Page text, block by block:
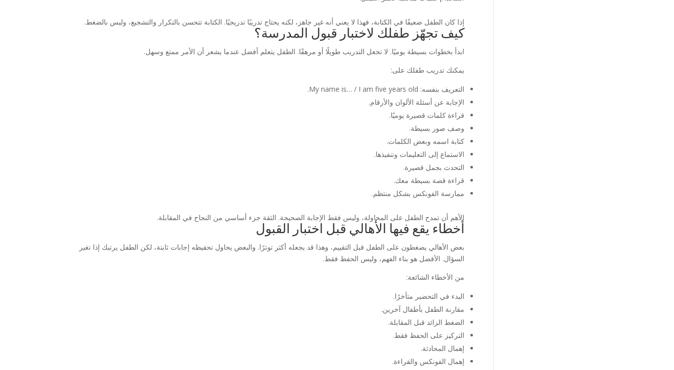
إذا كان الطفل ضعيفًا في الكتابة، فهذا لا يعني أنه غير جاهز، لكنه يحتاج تدريبًا تدريجيًا. الكتابة تتحسن بالتكرار والتشجيع، وليس بالضغط.
كيف تجهّز طفلك لاختبار قبول المدرسة؟
ابدأ بخطوات بسيطة يوميًا. لا تجعل التدريب طويلًا أو مرهقًا. الطفل يتعلم أفضل عندما يشعر أن الأمر ممتع وسهل.
يمكنك تدريب طفلك على:
التعريف بنفسه: My name is… / I am five years old.
الإجابة عن أسئلة الألوان والأرقام.
قراءة كلمات قصيرة يوميًا.
وصف صور بسيطة.
كتابة اسمه وبعض الكلمات.
الاستماع إلى التعليمات وتنفيذها.
التحدث بجمل قصيرة.
قراءة قصة بسيطة معك.
ممارسة الفونكس بشكل منتظم.
الأهم أن تمدح الطفل على المحاولة، وليس فقط الإجابة الصحيحة. الثقة جزء أساسي من النجاح في المقابلة.
أخطاء يقع فيها الأهالي قبل اختبار القبول
بعض الأهالي يضغطون على الطفل قبل التقييم، وهذا قد يجعله أكثر توترًا. والبعض يحاول تحفيظه إجابات ثابتة، لكن الطفل يرتبك إذا تغير
السؤال. الأفضل هو بناء الفهم، وليس الحفظ فقط.
من الأخطاء الشائعة:
البدء في التحضير متأخرًا.
مقارنة الطفل بأطفال آخرين.
الضغط الزائد قبل المقابلة.
التركيز على الحفظ فقط.
إهمال المحادثة.
إهمال الفونكس والقراءة.